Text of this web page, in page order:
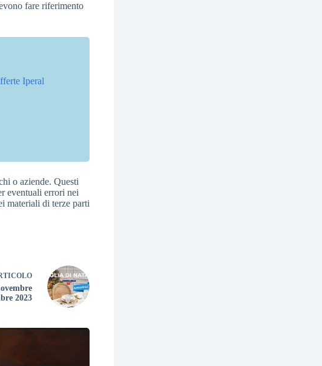
fare riferimento
Iperal
o aziende. Questi
eventuali errori nei
materiali di terze parti
2023